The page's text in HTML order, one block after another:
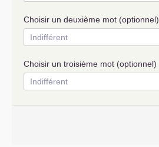
Choisir un deuxième mot (optionnel)
Choisir un troisième mot (optionnel)